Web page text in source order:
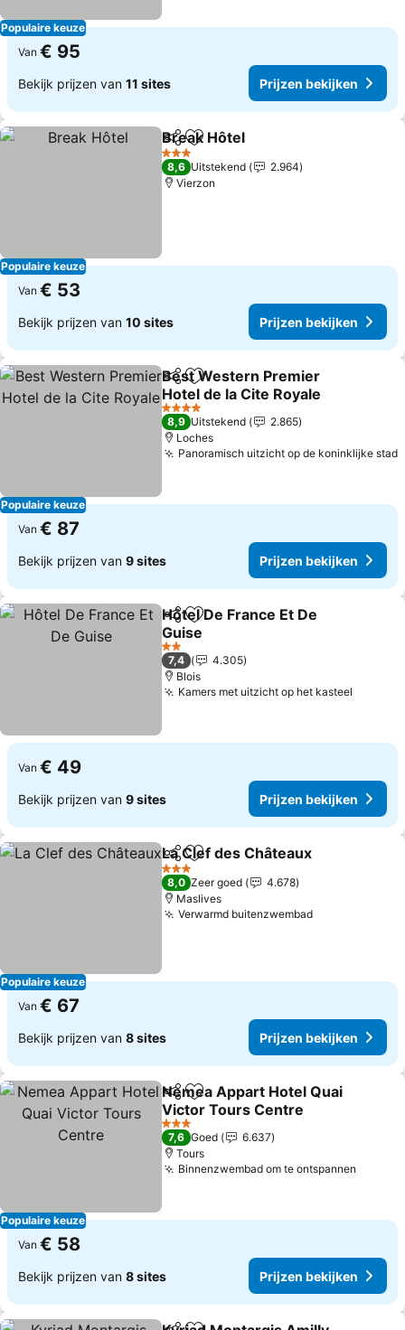
Populaire keuze
Van € 95
Bekijk prijzen van 11 sites Prijzen bekijken
Populaire keuze
DelenToevoegen aan favorieten
Break Hôtel
3 Sterren
8,6 Uitstekend
2.964
Vierzon
Van € 53
Bekijk prijzen van 10 sites Prijzen bekijken
Populaire keuze
DelenToevoegen aan favorieten
Best Western Premier
Hotel de la Cite Royale
4 Sterren
8,9 Uitstekend
2.865
Loches
Panoramisch uitzicht op de koninklijke stad
Van € 87
Bekijk prijzen van 9 sites Prijzen bekijken
DelenToevoegen aan favorieten
Hôtel De France Et De
Guise
2 Sterren
7,4
4.305
Blois
Kamers met uitzicht op het kasteel
Van € 49
Bekijk prijzen van 9 sites Prijzen bekijken
Populaire keuze
DelenToevoegen aan favorieten
La Clef des Châteaux
3 Sterren
8,0 Zeer goed
4.678
Maslives
Verwarmd buitenzwembad
Van € 67
Bekijk prijzen van 8 sites Prijzen bekijken
Populaire keuze
DelenToevoegen aan favorieten
Nemea Appart Hotel Quai
Victor Tours Centre
3 Sterren
7,6 Goed
6.637
Tours
Binnenzwembad om te ontspannen
Van € 58
Bekijk prijzen van 8 sites Prijzen bekijken